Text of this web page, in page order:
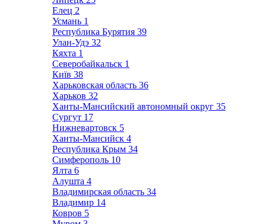
Елец 2
Усмань 1
Республика Бурятия 39
Улан-Удэ 32
Кяхта 1
Северобайкальск 1
Київ 38
Харьковская область 36
Харьков 32
Ханты-Мансийский автономный округ 35
Сургут 17
Нижневартовск 5
Ханты-Мансийск 4
Республика Крым 34
Симферополь 10
Ялта 6
Алушта 4
Владимирская область 34
Владимир 14
Ковров 5